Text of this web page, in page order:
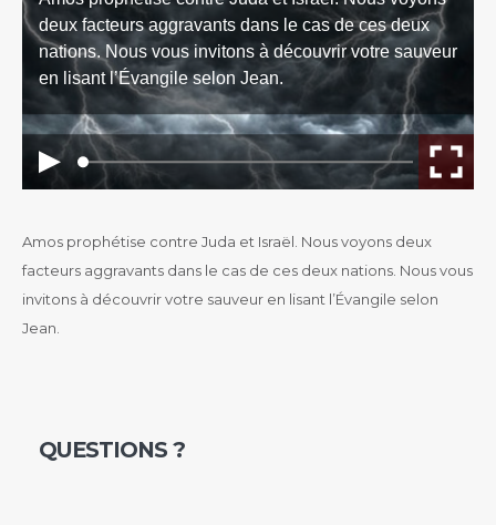
Amos prophétise contre Juda et Israël. Nous voyons deux
facteurs aggravants dans le cas de ces deux nations. Nous vous
invitons à découvrir votre sauveur en lisant l’Évangile selon
Jean.
QUESTIONS ?